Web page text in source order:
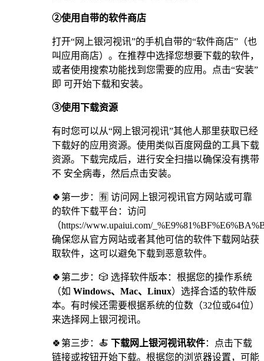
②使用自带的软件商店
打开“网上银河视讯”的手机自带的“软件商店”（也
叫应用商店）。在推荐中选择您想要下载的软件，
或者使用搜索功能找到您需要的应用。点击“安装”
即 可开始下载和安装。
③使用下载资源
有时您可以从“网上银河视讯”其他人那里获取已经
下载好的应用资源。使用类似百度网盘的工具下载
资源。下载完成后，进行安全扫描以确保没有携带
不 安全病毒，然后点击安装。
🍀第一步：🈶 访问网上银河视讯官方网站或可靠
的软件下载平台：访问
（https://www.upaiui.com/
确保您从官方网站或者其他可信的软件下载网站获
取软件，这可以避免下载到恶意软件。
🍀第二步：🎲 选择软件版本：根据您的操作系统
（如 Windows、Mac、Linux）选择合适的软件版
本。有时候还需要根据系统的位数（32位或64位）
来选择网上银河视讯。
🍀第三步：🍝 下载网上银河视讯软件：点击下载
链接或按钮开始下载。根据您的浏览器设置，可能